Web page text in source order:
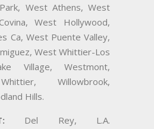
West Athens, West
West Hollywood,
Ca, West Puente Valley,
West Whittier-Los
Village, Westmont,
Willowbrook,
Hills.
Del Rey, L.A.